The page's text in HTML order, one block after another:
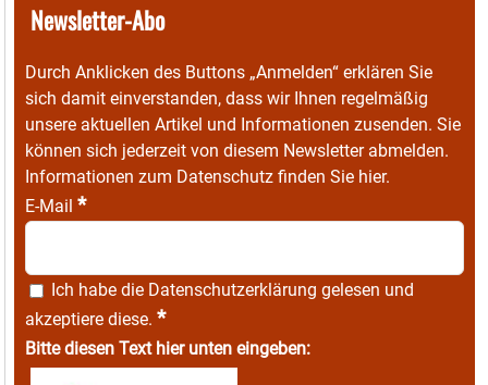
Newsletter-Abo
Durch Anklicken des Buttons „Anmelden“ erklären Sie
sich damit einverstanden, dass wir Ihnen regelmäßig
unsere aktuellen Artikel und Informationen zusenden. Sie
können sich jederzeit von diesem Newsletter abmelden.
Informationen zum Datenschutz finden Sie hier.
E-Mail *
Ich habe die Datenschutzerklärung gelesen und
akzeptiere diese. *
Bitte diesen Text hier unten eingeben: